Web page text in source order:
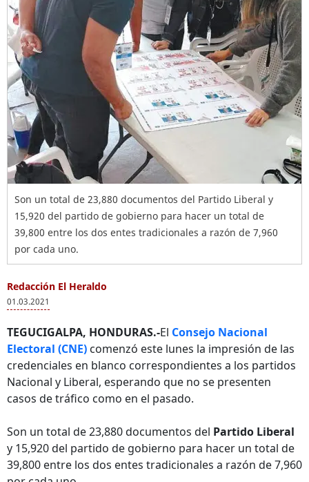
Son un total de 23,880 documentos del Partido Liberal y
15,920 del partido de gobierno para hacer un total de
39,800 entre los dos entes tradicionales a razón de 7,960
por cada uno.
Redacción El Heraldo
01.03.2021
TEGUCIGALPA, HONDURAS.-El Consejo Nacional
Electoral (CNE) comenzó este lunes la impresión de las
credenciales en blanco correspondientes a los partidos
Nacional y Liberal, esperando que no se presenten
casos de tráfico como en el pasado.
Son un total de 23,880 documentos del Partido Liberal
y 15,920 del partido de gobierno para hacer un total de
39,800 entre los dos entes tradicionales a razón de 7,960